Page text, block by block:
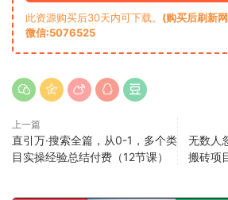
此资源购买后30天内可下载。 (购买后刷新
微信:5076525
上一篇
直引万·搜索全篇，从0-1，多个类
目实操经验总结付费（12节课）
无数人
搬砖项